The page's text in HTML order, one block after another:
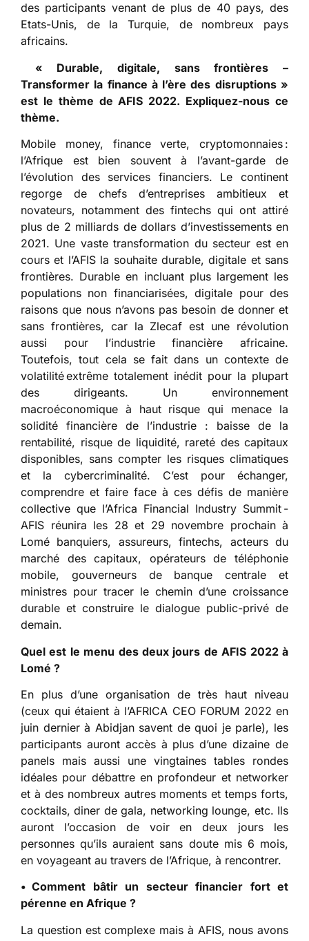
des participants venant de plus de 40 pays, des
Etats-Unis, de la Turquie, de nombreux pays
africains.
« Durable, digitale, sans frontières –
Transformer la finance à l’ère des disruptions »
est le thème de AFIS 2022. Expliquez-nous ce
thème.
Mobile money, finance verte, cryptomonnaies :
l’Afrique est bien souvent à l’avant-garde de
l’évolution des services financiers. Le continent
regorge de chefs d’entreprises ambitieux et
novateurs, notamment des fintechs qui ont attiré
plus de 2 milliards de dollars d’investissements en
2021. Une vaste transformation du secteur est en
cours et l’AFIS la souhaite durable, digitale et sans
frontières. Durable en incluant plus largement les
populations non financiarisées, digitale pour des
raisons que nous n’avons pas besoin de donner et
sans frontières, car la Zlecaf est une révolution
aussi pour l’industrie financière africaine.
Toutefois, tout cela se fait dans un contexte de
volatilité extrême totalement inédit pour la plupart
des dirigeants. Un environnement
macroéconomique à haut risque qui menace la
solidité financière de l’industrie : baisse de la
rentabilité, risque de liquidité, rareté des capitaux
disponibles, sans compter les risques climatiques
et la cybercriminalité. C’est pour échanger,
comprendre et faire face à ces défis de manière
collective que l’Africa Financial Industry Summit -
AFIS réunira les 28 et 29 novembre prochain à
Lomé banquiers, assureurs, fintechs, acteurs du
marché des capitaux, opérateurs de téléphonie
mobile, gouverneurs de banque centrale et
ministres pour tracer le chemin d’une croissance
durable et construire le dialogue public-privé de
demain.
Quel est le menu des deux jours de AFIS 2022 à
Lomé ?
En plus d’une organisation de très haut niveau
(ceux qui étaient à l’AFRICA CEO FORUM 2022 en
juin dernier à Abidjan savent de quoi je parle), les
participants auront accès à plus d’une dizaine de
panels mais aussi une vingtaines tables rondes
idéales pour débattre en profondeur et networker
et à des nombreux autres moments et temps forts,
cocktails, diner de gala, networking lounge, etc. Ils
auront l’occasion de voir en deux jours les
personnes qu’ils auraient sans doute mis 6 mois,
en voyageant au travers de l’Afrique, à rencontrer.
• Comment bâtir un secteur financier fort et
pérenne en Afrique ?
La question est complexe mais à AFIS, nous avons